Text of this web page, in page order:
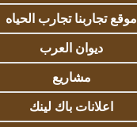
موقع تجاربنا تجارب الحياه
ديوان العرب
مشاريع
اعلانات باك لينك